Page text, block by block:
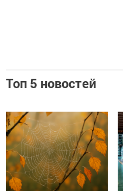
Топ 5 новостей